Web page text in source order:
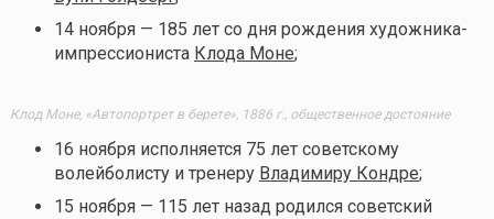
14 ноября — 185 лет со дня рождения художника-
импрессиониста Клода Моне;
Клод Моне, «Автопортрет в берете», 1886 г., общественное достояние
16 ноября исполняется 75 лет советскому
волейболисту и тренеру Владимиру Кондре;
15 ноября — 115 лет назад родился советский